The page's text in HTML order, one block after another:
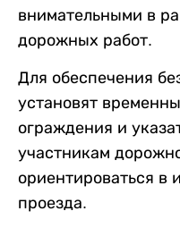
внимательными в
дорожных работ.
Для обеспечения
установят
ограждения и
участникам
ориентироваться в
проезда.